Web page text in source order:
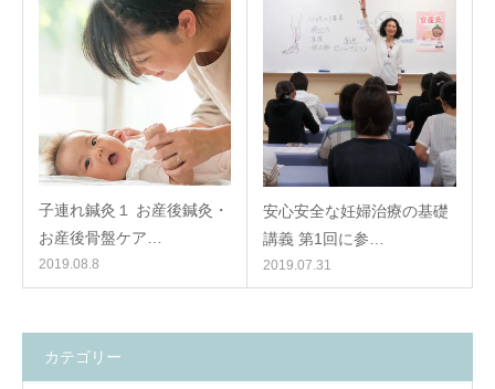
子連れ鍼灸１ お産後鍼灸・
お産後骨盤ケア…
2019.08.8
安心安全な妊婦治療の基礎
講義 第1回に参…
2019.07.31
カテゴリー